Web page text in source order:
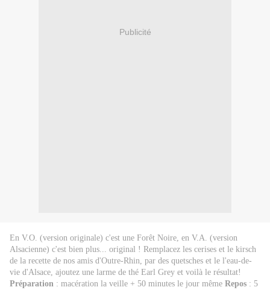
Publicité
En V.O. (version originale) c'est une Forêt Noire, en V.A. (version
Alsacienne) c'est bien plus... original ! Remplacez les cerises et le kirsch
de la recette de nos amis d'Outre-Rhin, par des quetsches et le l'eau-de-
vie d'Alsace, ajoutez une larme de thé Earl Grey et voilà le résultat!
Préparation : macération la veille + 50 minutes le jour même Repos : 5